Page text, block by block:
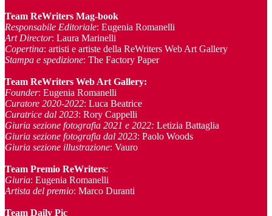
Team ReWriters Mag-book
Responsabile Editoriale: Eugenia Romanelli
Art Director: Laura Marinelli
Copertina: artisti e artiste della ReWriters Web Art Gallery
Stampa e spedizione: The Factory Paper
Team ReWriters Web Art Gallery:
Founder: Eugenia Romanelli
Curatore 2020-2022: Luca Beatrice
Curatrice dal 2023: Rory Cappelli
Giuria sezione fotografia 2021 e 2022: Letizia Battaglia
Giuria sezione fotografia dal 2023: Paolo Woods
Giuria sezione illustrazione: Vauro
Team Premio ReWriters:
Giuria: Eugenia Romanelli
Artista del premio: Marco Duranti
Team Daily Pic